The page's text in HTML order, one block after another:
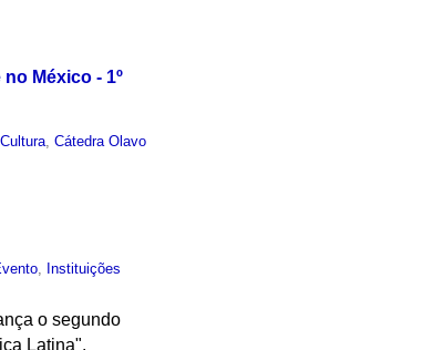
México - 1º
,Cultura ,Cátedra Olavo
, Instituições
o segundo
Latina".